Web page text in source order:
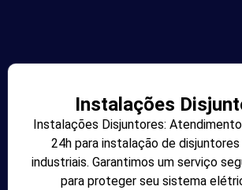
Instalações
Instalações Disjuntores:
24h para instalação de disjuntores
industriais. Garantimos um serviço
para proteger seu sistema